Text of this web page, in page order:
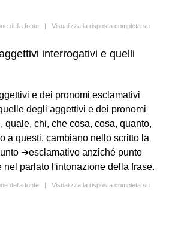
della fonte | Visualizza la risposta completa su
interrogativi e quelli
e dei pronomi esclamativi
degli aggettivi e dei pronomi
quale, chi, che cosa, cosa, quanto,
a questi, cambiano nello scritto la
➔esclamativo anziché punto
nel parlato l'intonazione della frase.
della fonte | Visualizza la risposta completa su